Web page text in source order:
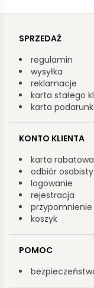
SPRZEDAŻ
regulamin
wysyłka
reklamacje
karta stałego
karta
KONTO KLIENTA
karta rabatowa
odbiór
logowanie
rejestracja
przypomnienie
koszyk
POMOC